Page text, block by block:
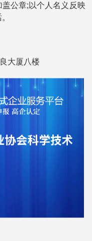
公章;以个人名义反映
大厦八楼